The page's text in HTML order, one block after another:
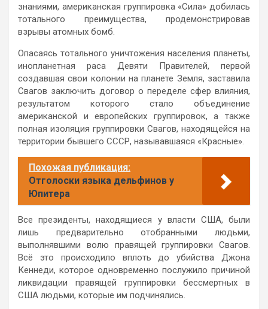
знаниями, американская группировка «Сила» добилась
тотального преимущества, продемонстрировав
взрывы атомных бомб.
Опасаясь тотального уничтожения населения планеты,
инопланетная раса Девяти Правителей, первой
создавшая свои колонии на планете Земля, заставила
Свагов заключить договор о переделе сфер влияния,
результатом которого стало объединение
американской и европейских группировок, а также
полная изоляция группировки Свагов, находящейся на
территории бывшего СССР, называвшаяся «Красные».
Похожая публикация:
Отголоски языка дельфинов у
Юпитера
Все президенты, находящиеся у власти США, были
лишь предварительно отобранными людьми,
выполнявшими волю правящей группировки Свагов.
Всё это происходило вплоть до убийства Джона
Кеннеди, которое одновременно послужило причиной
ликвидации правящей группировки бессмертных в
США людьми, которые им подчинялись.